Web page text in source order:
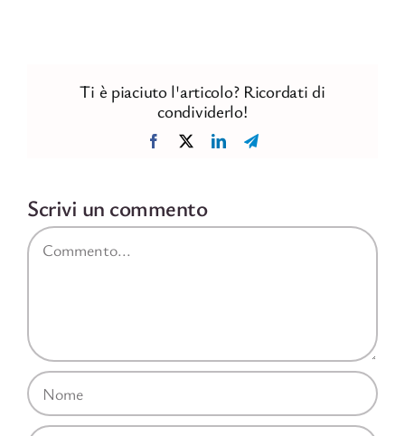
Ti è piaciuto l'articolo? Ricordati di
condividerlo!
Facebook LinkedInTelegram
Scrivi un commento
Commento